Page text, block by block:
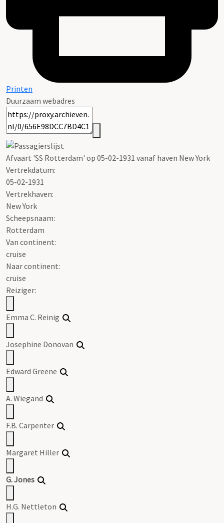
Printen
Duurzaam webadres
Afvaart 'SS Rotterdam' op 05-02-1931 vanaf haven New York
Vertrekdatum:
05-02-1931
Vertrekhaven:
New York
Scheepsnaam:
Rotterdam
Van continent:
cruise
Naar continent:
cruise
Reiziger:
Emma C. Reinig
Josephine Donovan
Edward Greene
A. Wiegand
F.B. Carpenter
Margaret Hiller
G. Jones
H.G. Nettleton